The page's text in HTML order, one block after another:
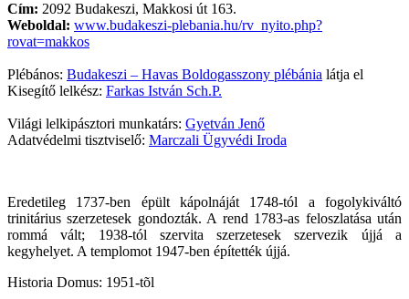
Cím: 2092 Budakeszi, Makkosi út 163.
Weboldal: www.budakeszi-plebania.hu/rv_nyito.php?
rovat=makkos
Plébános: Budakeszi – Havas Boldogasszony plébánia látja el
Kisegítő lelkész: Farkas István Sch.P.
Világi lelkipásztori munkatárs: Gyetván Jenő
Adatvédelmi tisztviselő: Marczali Ügyvédi Iroda
Eredetileg 1737-ben épült kápolnáját 1748-tól a fogolykiváltó
trinitárius szerzetesek gondozták. A rend 1783-as feloszlatása után
rommá vált; 1938-tól szervita szerzetesek szervezik újjá a
kegyhelyet. A templomot 1947-ben építették újjá.
Historia Domus: 1951-tõl